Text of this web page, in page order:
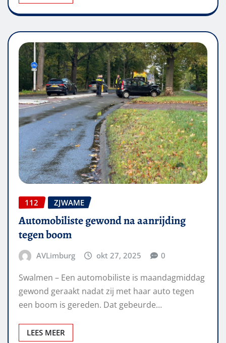
112 ZJWAME
Automobiliste gewond na aanrijding
tegen boom
AVLimburg okt 27, 2025 0
Swalmen – Een automobiliste is maandagmiddag
gewond geraakt nadat zij met haar auto tegen
een boom is gereden. Dat gebeurde…
LEES MEER